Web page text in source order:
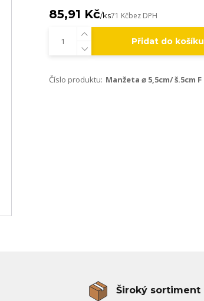
85,91 Kč/ks71 Kčbez DPH
Přidat do košíku
Číslo produktu: Manžeta ⌀ 5,5cm/ š.5cm F
Široký sortiment